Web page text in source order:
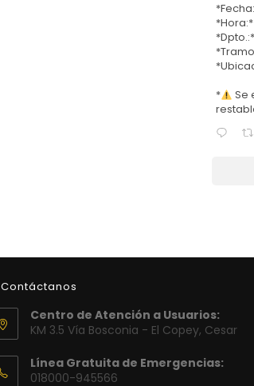
*Hora:*
*
Se
Contáctanos
Centro de Atención a Usuarios:
KM 3.5 Vía Bosconia - El Copey, Cesar
Línea Gratuita de Emergencias:
018000-945566